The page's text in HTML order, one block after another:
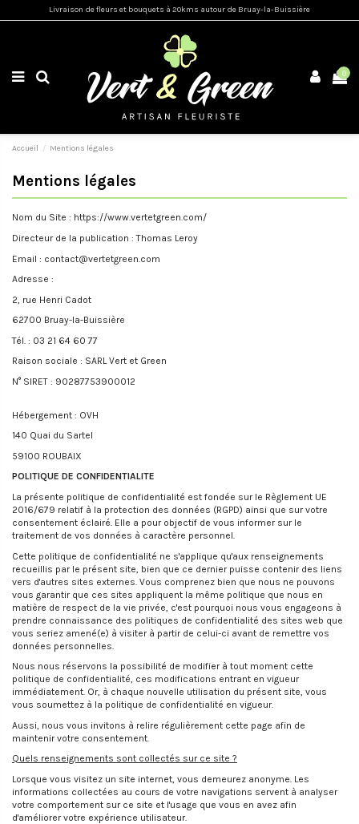
Livraison de fleurs et bouquets à 20kms autour de Bruay-la-Buissière
0
Accueil Mentions légales
Mentions légales
Nom du Site : https://www.vertetgreen.com/
Directeur de la publication : Thomas Leroy
Email : contact@vertetgreen.com
Adresse :
2, rue Henri Cadot
62700 Bruay-la-Buissière
Tél. : 03 21 64 60 77
Raison sociale : SARL Vert et Green
N° SIRET : 90287753900012
Hébergement : OVH
140 Quai du Sartel
59100 ROUBAIX
POLITIQUE DE CONFIDENTIALITE
La présente politique de confidentialité est fondée sur le Règlement UE
2016/679 relatif à la protection des données (RGPD) ainsi que sur votre
consentement éclairé. Elle a pour objectif de vous informer sur le
traitement de vos données à caractère personnel.
Cette politique de confidentialité ne s'applique qu'aux renseignements
recueillis par le présent site, bien que ce dernier puisse contenir des liens
vers d'autres sites externes. Vous comprenez bien que nous ne pouvons
vous garantir que ces sites appliquent la même politique que nous en
matière de respect de la vie privée, c'est pourquoi nous vous engageons à
prendre connaissance des politiques de confidentialité des sites web que
vous seriez amené(e) à visiter à partir de celui-ci avant de remettre vos
données personnelles.
Nous nous réservons la possibilité de modifier à tout moment cette
politique de confidentialité, ces modifications entrant en vigueur
immédiatement. Or, à chaque nouvelle utilisation du présent site, vous
vous soumettez à la politique de confidentialité en vigueur.
Aussi, nous vous invitons à relire régulièrement cette page afin de
maintenir votre consentement.
Quels renseignements sont collectés sur ce site ?
Lorsque vous visitez un site internet, vous demeurez anonyme. Les
informations collectées au cours de votre navigations servent à analyser
votre comportement sur ce site et l'usage que vous en avez afin
d'améliorer votre expérience utilisateur.